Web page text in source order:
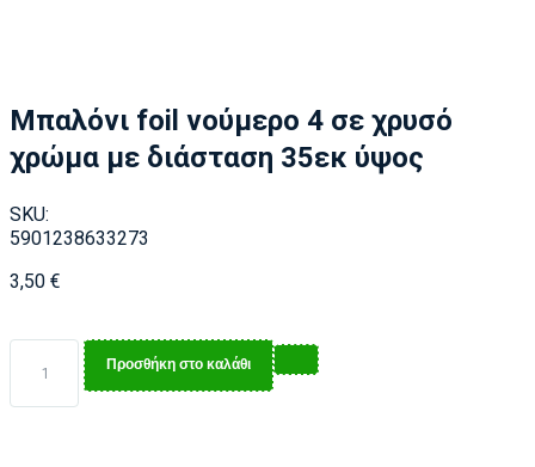
Μπαλόνι foil νούμερο 4 σε χρυσό
χρώμα με διάσταση 35εκ ύψος
SKU:
5901238633273
3,50 €
Προσθήκη στο καλάθι